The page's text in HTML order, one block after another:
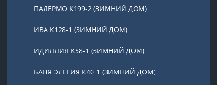
ПАЛЕРМО К199-2 (ЗИМНИЙ ДОМ)
ИВА К128-1 (ЗИМНИЙ ДОМ)
ИДИЛЛИЯ К58-1 (ЗИМНИЙ ДОМ)
БАНЯ ЭЛЕГИЯ К40-1 (ЗИМНИЙ ДОМ)